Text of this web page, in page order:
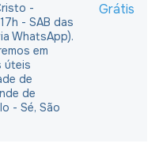
-
- SAB das
WhatsApp).
em
úteis
de
de
- Sé, São
Grátis